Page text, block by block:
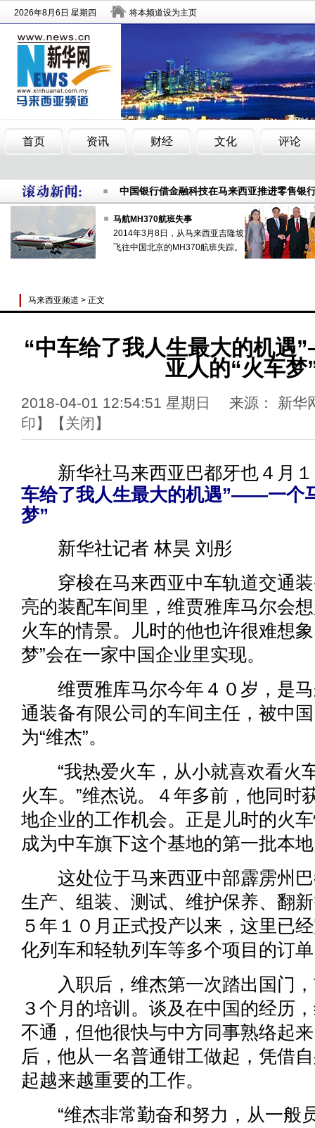
春节车票热卖 小年夜新加坡到马来西亚车票
中国银行借金融科技在马来西亚推进零售银
春节车票热卖 小年夜新加坡到马来西亚车票
做好每一滴水的文章 马来西亚逮
马航MH370航班失事
2014年3月8日，从马来西亚吉隆坡
飞往中国北京的MH370航班失踪。
马来西亚频道 > 正文
“中车给了我人生最大的机
亚人的“火车梦
2018-04-01 12:54:51 星期日 来源： 新
印 】【关闭 】
新华社马来西亚巴都牙也４月
车给了我人生最大的机遇”——一个
梦”
新华社记者 林昊 刘彤
穿梭在马来西亚中车轨道交通装
亮的装配车间里，维贾雅库马尔会
火车的情景。儿时的他也许很难想
梦”会在一家中国企业里实现。
维贾雅库马尔今年４０岁，是马
通装备有限公司的车间主任，被中
为“维杰”。
“我热爱火车，从小就喜欢看火
火车。”维杰说。４年多前，他同时
地企业的工作机会。正是儿时的火
成为中车旗下这个基地的第一批本
这处位于马来西亚中部霹雳州巴
生产、组装、测试、维护保养、翻
５年１０月正式投产以来，这里已
化列车和轻轨列车等多个项目的订
入职后，维杰第一次踏出国门，
３个月的培训。谈及在中国的经历
不通，但他很快与中方同事熟络起
后，他从一名普通钳工做起，凭借
起越来越重要的工作。
“维杰非常勤奋和努力，从一般